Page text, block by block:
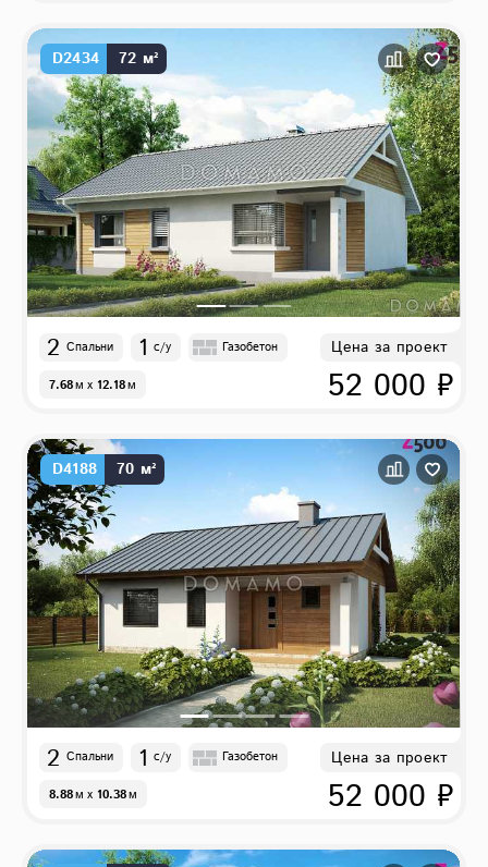
D2434 72 м²
2 Спальни 1 с/у Газобетон
7.68м x 12.18м
Цена за проект
52 000 ₽
D4188 70 м²
2 Спальни 1 с/у Газобетон
8.88м x 10.38м
Цена за проект
52 000 ₽